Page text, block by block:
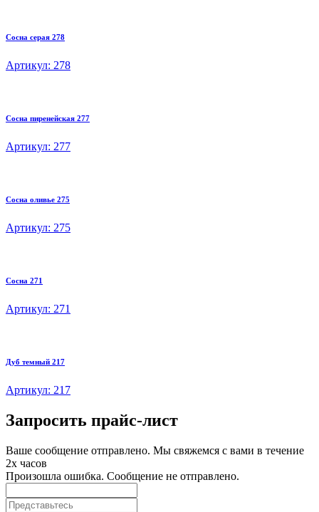
Сосна серая 278
Артикул: 278
Сосна пиренейская 277
Артикул: 277
Сосна оливье 275
Артикул: 275
Сосна 271
Артикул: 271
Дуб темный 217
Артикул: 217
Запросить прайс-лист
Ваше сообщение отправлено. Мы свяжемся с вами в течение
2х часов
Произошла ошибка. Сообщение не отправлено.